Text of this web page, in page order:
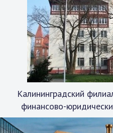
Калининградский
финансово-